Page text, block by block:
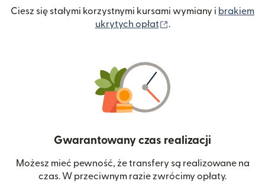
Ciesz się stałymi korzystnymi kursami wymiany i brakiem
ukrytych opłat
.
Gwarantowany czas realizacji
Możesz mieć pewność, że transfery są realizowane na
czas. W przeciwnym razie zwrócimy opłaty.